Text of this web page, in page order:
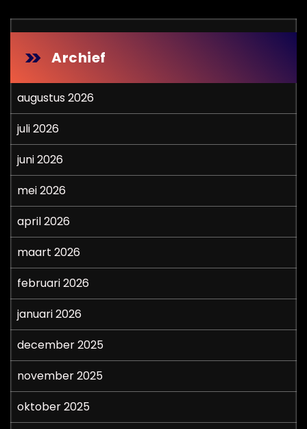
Archief
augustus 2026
juli 2026
juni 2026
mei 2026
april 2026
maart 2026
februari 2026
januari 2026
december 2025
november 2025
oktober 2025